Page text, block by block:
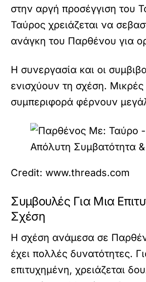
στην αργή προσέγγιση του
Ταύρος χρειάζεται να
ανάγκη του Παρθένου για
Η συνεργασία και οι
ενισχύουν τη σχέση.
συμπεριφορά φέρνουν
Credit: www.threads.com
Συμβουλές Για Μια
Σχέση
Η σχέση ανάμεσα σε
έχει πολλές δυνατότητες.
επιτυχημένη, χρειάζεται